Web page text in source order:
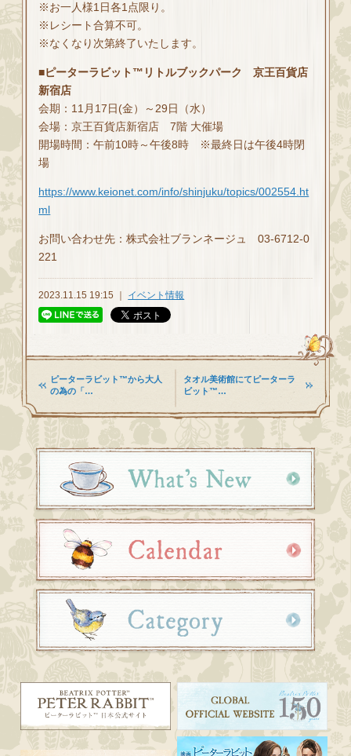
※お一人様1日各1点限り。
※レシート合算不可。
※なくなり次第終了いたします。
■ピーターラビット™リトルブックパーク 京王百貨店
新宿店
会期：11月17日(金）～29日（水）
会場：京王百貨店新宿店 7階 大催場
開場時間：午前10時～午後8時 ※最終日は午後4時閉
場
https://www.keionet.com/info/shinjuku/topics/002554.ht
ml
お問い合わせ先：株式会社ブランネージュ 03-6712-0
221
2023.11.15 19:15 ｜ イベント情報
ピーターラビット™から大人
の為の「…
タオル美術館にてピーターラ
ビット™…